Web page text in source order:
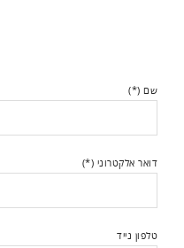
שם (*)
דואר אלקטרוני (*)
טלפון נייד